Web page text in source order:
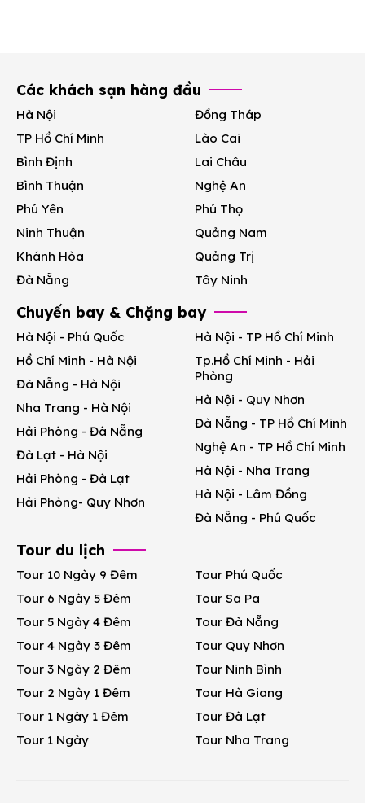
Các khách sạn hàng đầu
Hà Nội
TP Hồ Chí Minh
Bình Định
Bình Thuận
Phú Yên
Ninh Thuận
Khánh Hòa
Đà Nẵng
Đồng Tháp
Lào Cai
Lai Châu
Nghệ An
Phú Thọ
Quảng Nam
Quảng Trị
Tây Ninh
Chuyến bay & Chặng bay
Hà Nội - Phú Quốc
Hồ Chí Minh - Hà Nội
Đà Nẵng - Hà Nội
Nha Trang - Hà Nội
Hải Phòng - Đà Nẵng
Đà Lạt - Hà Nội
Hải Phòng - Đà Lạt
Hải Phòng- Quy Nhơn
Hà Nội - TP Hồ Chí Minh
Tp.Hồ Chí Minh - Hải
Phòng
Hà Nội - Quy Nhơn
Đà Nẵng - TP Hồ Chí Minh
Nghệ An - TP Hồ Chí Minh
Hà Nội - Nha Trang
Hà Nội - Lâm Đồng
Đà Nẵng - Phú Quốc
Tour du lịch
Tour 10 Ngày 9 Đêm
Tour 6 Ngày 5 Đêm
Tour 5 Ngày 4 Đêm
Tour 4 Ngày 3 Đêm
Tour 3 Ngày 2 Đêm
Tour 2 Ngày 1 Đêm
Tour 1 Ngày 1 Đêm
Tour 1 Ngày
Tour Phú Quốc
Tour Sa Pa
Tour Đà Nẵng
Tour Quy Nhơn
Tour Ninh Bình
Tour Hà Giang
Tour Đà Lạt
Tour Nha Trang